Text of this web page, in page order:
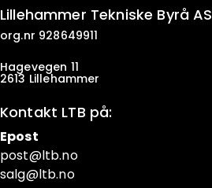
Lillehammer Tekniske Byrå AS
org.nr 928649911
Hagevegen 11
2613 Lillehammer
Kontakt LTB på:
Epost
post@ltb.no
salg@ltb.no